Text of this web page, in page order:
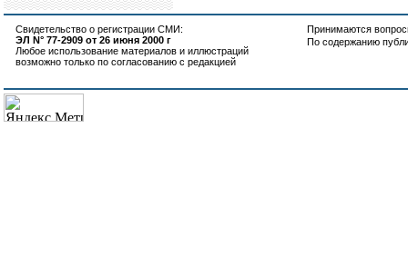
Свидетельство о регистрации СМИ:
ЭЛ N° 77-2909 от 26 июня 2000 г
Любое использование материалов и иллюстраций
возможно только по согласованию с редакцией
Принимаются
По содержанию